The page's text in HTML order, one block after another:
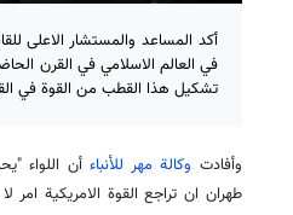
أكد المساعد والمستشار الاعلى
تشكيل هذا القطب من القوة في
وأفادت وكالة مهر للأنباءأن اللواء
طهران ان تراجع القوة الامريكية